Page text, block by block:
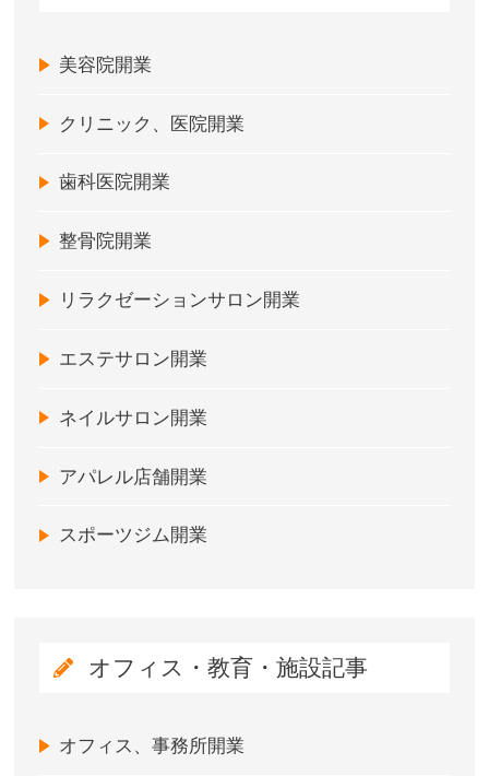
美容院開業
クリニック、医院開業
歯科医院開業
整骨院開業
リラクゼーションサロン開業
エステサロン開業
ネイルサロン開業
アパレル店舗開業
スポーツジム開業
オフィス・教育・施設記事
オフィス、事務所開業